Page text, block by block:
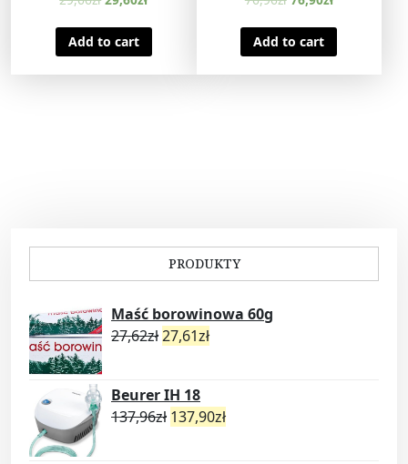
Add to cart Add to cart
PRODUKTY
Maść borowinowa 60g
27,62zł27,61zł
Beurer IH 18
137,96zł 137,90zł